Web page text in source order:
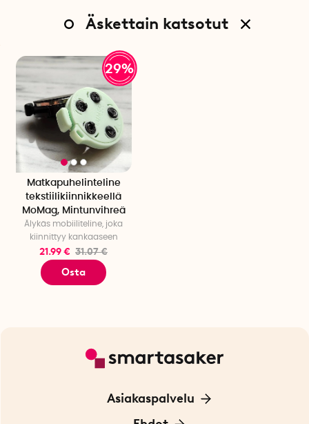
käyttäjäystävällisyyteen. Huolellisesti suunniteltu rakenne
luodakseen käytännöllisen ratkaisun arkeen.
Erityisominaisuudet
Halkaisija: 3,1 cm
Syvyys: 0,7 cm
Magnetin paino: 5g
Kiinnityksen paino: 21g
Äskettain katsotut
29%
Matkapuhelinteline
tekstiilikiinnikkeellä
MoMag, Mintunvihreä
Älykäs mobiiliteline, joka
kiinnittyy kankaaseen
21.99 € 31.07 €
Osta
Asiakaspalvelu
Ota yhteyttä